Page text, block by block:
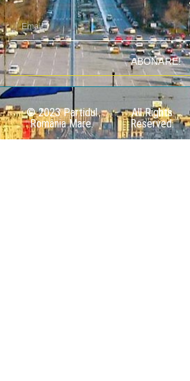
ABONARE!
© 2023 Partidul
România Mare.
All Rights
Reserved.